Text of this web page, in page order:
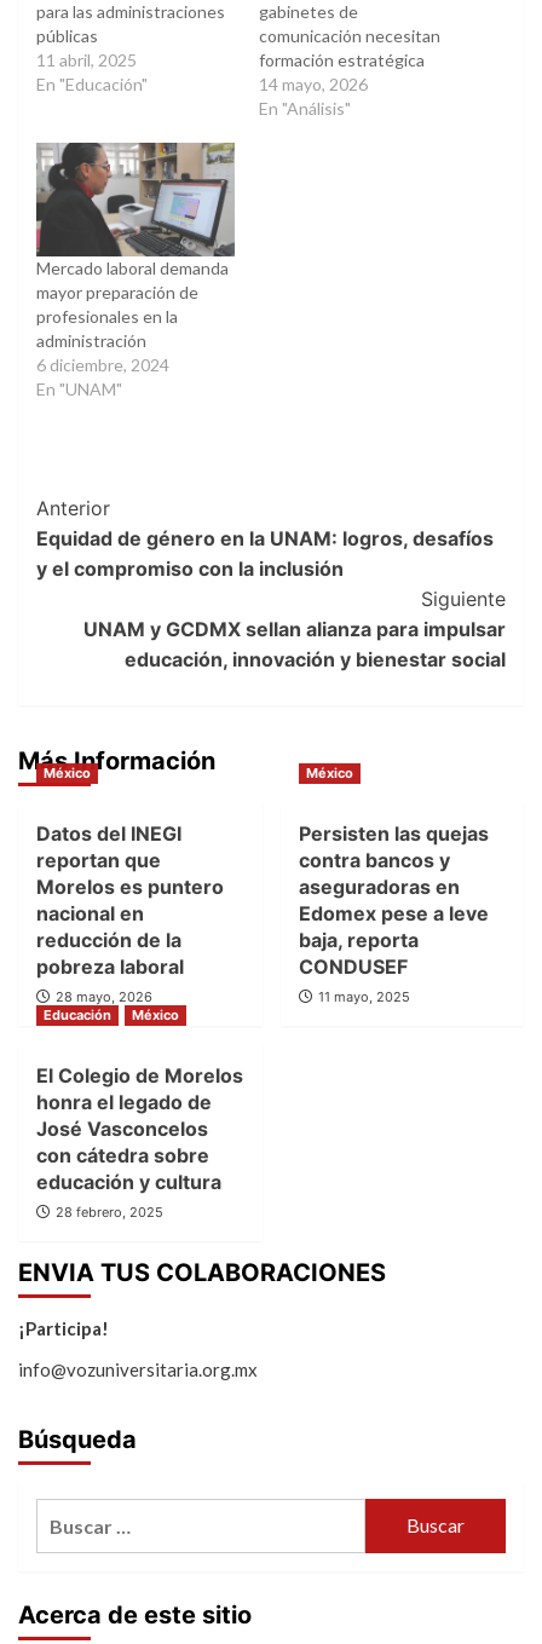
para las administraciones
públicas
11 abril, 2025
En "Educación"
gabinetes de
comunicación necesitan
formación estratégica
14 mayo, 2026
En "Análisis"
Mercado laboral demanda
mayor preparación de
profesionales en la
administración
6 diciembre, 2024
En "UNAM"
Post
Navigation
Anterior
Equidad de género en la UNAM: logros, desafíos
y el compromiso con la inclusión
Siguiente
UNAM y GCDMX sellan alianza para impulsar
educación, innovación y bienestar social
Más Información
México
Datos del INEGI
reportan que
Morelos es puntero
nacional en
reducción de la
pobreza laboral
28 mayo, 2026
México
Persisten las quejas
contra bancos y
aseguradoras en
Edomex pese a leve
baja, reporta
CONDUSEF
11 mayo, 2025
Educación
México
El Colegio de Morelos
honra el legado de
José Vasconcelos
con cátedra sobre
educación y cultura
28 febrero, 2025
ENVIA TUS COLABORACIONES
¡Participa!
info@vozuniversitaria.org.mx
Búsqueda
Acerca de este sitio